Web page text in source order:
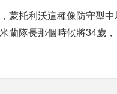
托利沃這種像防守型中
蘭隊長那個時候將34歲